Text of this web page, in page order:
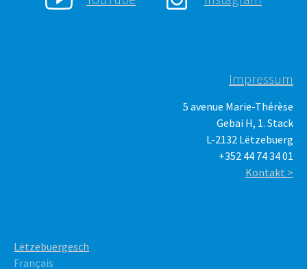
Impressum
5 avenue Marie-Thérèse
Gebai H, 1. Stack
L-2132 Lëtzebuerg
+352 44 74 34 01
Kontakt >
Lëtzebuergesch
Français